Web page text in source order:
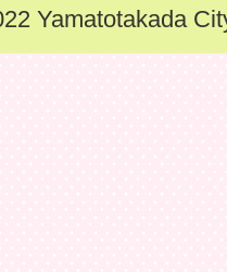
Yamatotakada